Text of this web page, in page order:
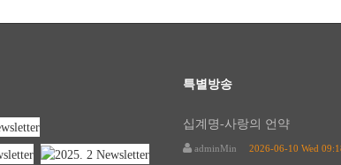
특별방송
십계명-사랑의 언약
adminMin 2026-06-10 Wed